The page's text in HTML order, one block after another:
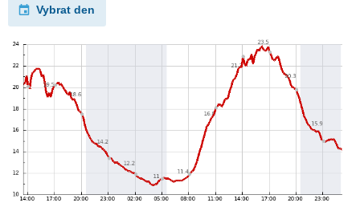
Vybrat den